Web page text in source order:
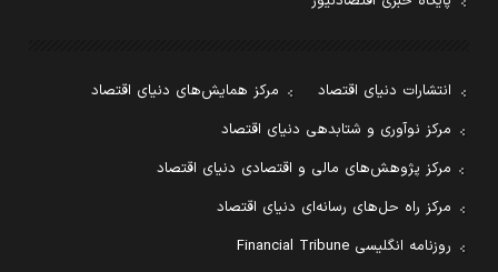
انتشارات دنیای اقتصاد
مرکز همایش‌های دنیای اقتصاد
مرکز نوآوری و شتابدهی دنیای اقتصاد
مرکز پژوهش‌های مالی و اقتصادی دنیای اقتصاد
مرکز راه حل‌های رسانه‌ای دنیای اقتصاد
روزنامه انگلیسی Financial Tribune